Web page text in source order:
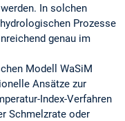
In solchen
Prozesse
genau im
Modell WaSiM
Ansätze zur
Index-Verfahren
Schmelzrate oder